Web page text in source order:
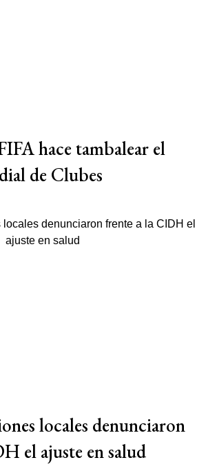
hace tambalear el
de Clubes
locales denunciaron
el ajuste en salud